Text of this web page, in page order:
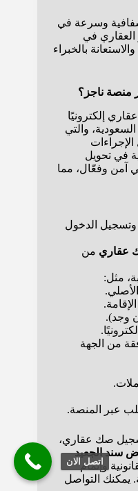
وسرعة في
العقاري في
بالخبراء
منصة ناجز؟
إلكترونيًا
والتي
في تحويل
آمن وفعّال، مما
وتسجيل الدخول
عقاري من
مثل:
وجد).
من الجهة
عبر المنصة.
صك عقاري،
سند الجعيد
وإتمام
يمكنك التواصل
اتصل الان